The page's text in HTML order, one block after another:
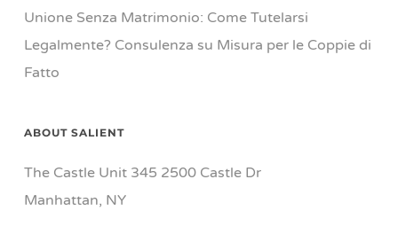
Unione Senza Matrimonio: Come Tutelarsi
Legalmente? Consulenza su Misura per le Coppie di
Fatto
ABOUT SALIENT
The Castle Unit 345 2500 Castle Dr
Manhattan, NY